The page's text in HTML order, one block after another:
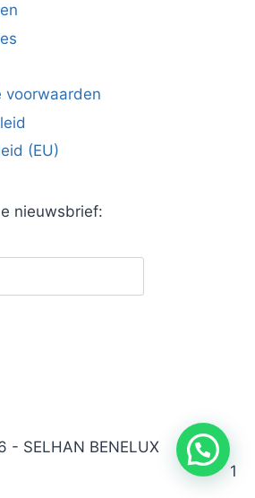
voorwaarden
(EU)
nieuwsbrief:
- SELHAN BENELUX
1